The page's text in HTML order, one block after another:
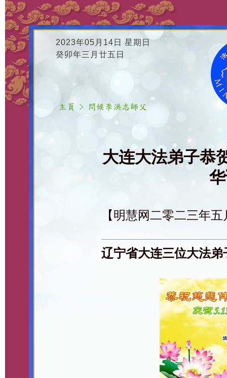
2023年05月14日 星期日
癸卯年三月廿五日
大连大法弟子恭
【明慧网二零二三年
辽宁省大连三位大法